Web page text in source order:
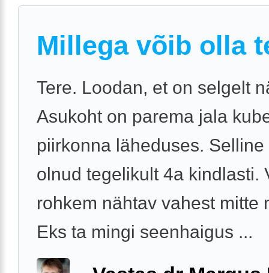
Millega võib olla
Tere. Loodan, et on selgelt
Asukoht on parema jala
piirkonna läheduses.
olnud tegelikult 4a kindlasti.
rohkem nähtav vahest mitte
Eks ta mingi seenhaigus ...